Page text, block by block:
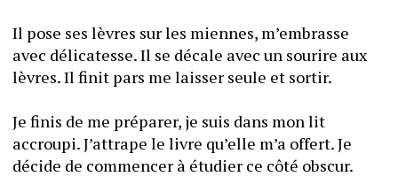
Il pose ses lèvres sur les miennes, m’embrasse
avec délicatesse. Il se décale avec un sourire aux
lèvres. Il finit pars me laisser seule et sortir.
Je finis de me préparer, je suis dans mon lit
accroupi. J’attrape le livre qu’elle m’a offert. Je
décide de commencer à étudier ce côté obscur.